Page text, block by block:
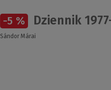
-5 % Dziennik
Sándor Márai